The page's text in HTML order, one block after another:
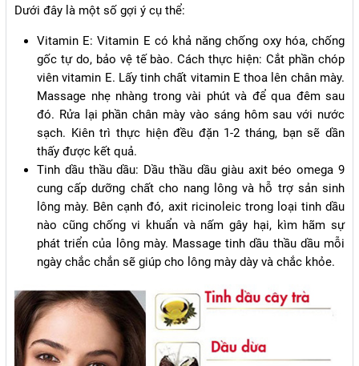
Dưới đây là một số gợi ý cụ thể:
Vitamin E: Vitamin E có khả năng chống oxy hóa, chống
gốc tự do, bảo vệ tế bào. Cách thực hiện: Cắt phần chóp
viên vitamin E. Lấy tinh chất vitamin E thoa lên chân mày.
Massage nhẹ nhàng trong vài phút và để qua đêm sau
đó. Rửa lại phần chân mày vào sáng hôm sau với nước
sạch. Kiên trì thực hiện đều đặn 1-2 tháng, bạn sẽ dần
thấy được kết quả.
Tinh dầu thầu dầu: Dầu thầu dầu giàu axit béo omega 9
cung cấp dưỡng chất cho nang lông và hỗ trợ sản sinh
lông mày. Bên cạnh đó, axit ricinoleic trong loại tinh dầu
nào cũng chống vi khuẩn và nấm gây hại, kìm hãm sự
phát triển của lông mày. Massage tinh dầu thầu dầu mỗi
ngày chắc chắn sẽ giúp cho lông mày dày và chắc khỏe.